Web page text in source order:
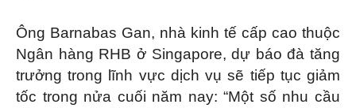
Ông Barnabas Gan, nhà kinh tế cấp cao thuộc
Ngân hàng RHB ở Singapore, dự báo đà tăng
trưởng trong lĩnh vực dịch vụ sẽ tiếp tục giảm
tốc trong nửa cuối năm nay: “Một số nhu cầu